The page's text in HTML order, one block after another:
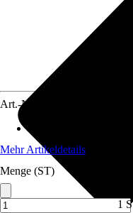
Art.-Nr.
Mehr Artikeldetails
Menge (ST)
1